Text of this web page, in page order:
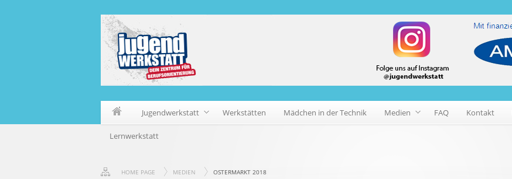
Jugendwerkstatt Werkstätten Mädchen in der Technik Medien FAQ Kontakt
Lernwerkstatt
HOME PAGE MEDIEN OSTERMARKT 2018